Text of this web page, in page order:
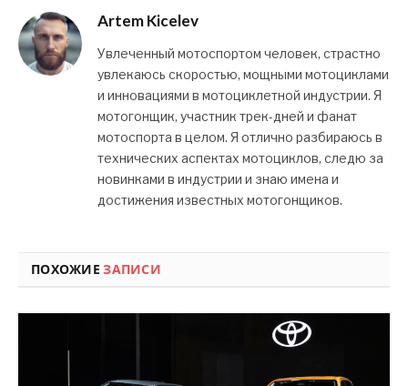
Artem Kicelev
Увлеченный мотоспортом человек, страстно
увлекаюсь скоростью, мощными мотоциклами
и инновациями в мотоциклетной индустрии. Я
мотогонщик, участник трек-дней и фанат
мотоспорта в целом. Я отлично разбираюсь в
технических аспектах мотоциклов, следю за
новинками в индустрии и знаю имена и
достижения известных мотогонщиков.
ПОХОЖИЕЗАПИСИ